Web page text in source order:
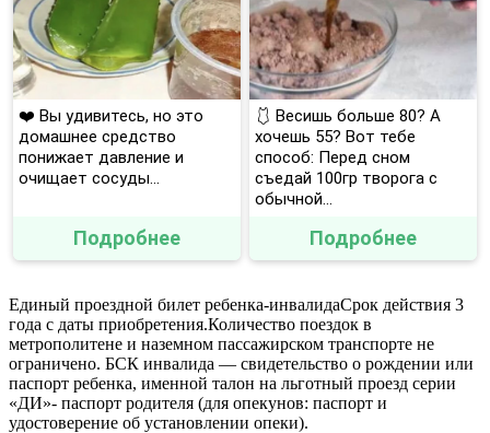
❤️ Вы удивитесь, но это
домашнее средство
понижает давление и
очищает сосуды...
Подробнее
🩱 Весишь больше 80? А
хочешь 55? Вот тебе
способ: Перед сном
съедай 100гр творога с
обычной...
Подробнее
Единый проездной билет ребенка-инвалидаСрок действия 3
года с даты приобретения.Количество поездок в
метрополитене и наземном пассажирском транспорте не
ограничено. БСК инвалида — свидетельство о рождении или
паспорт ребенка, именной талон на льготный проезд серии
«ДИ»- паспорт родителя (для опекунов: паспорт и
удостоверение об установлении опеки).